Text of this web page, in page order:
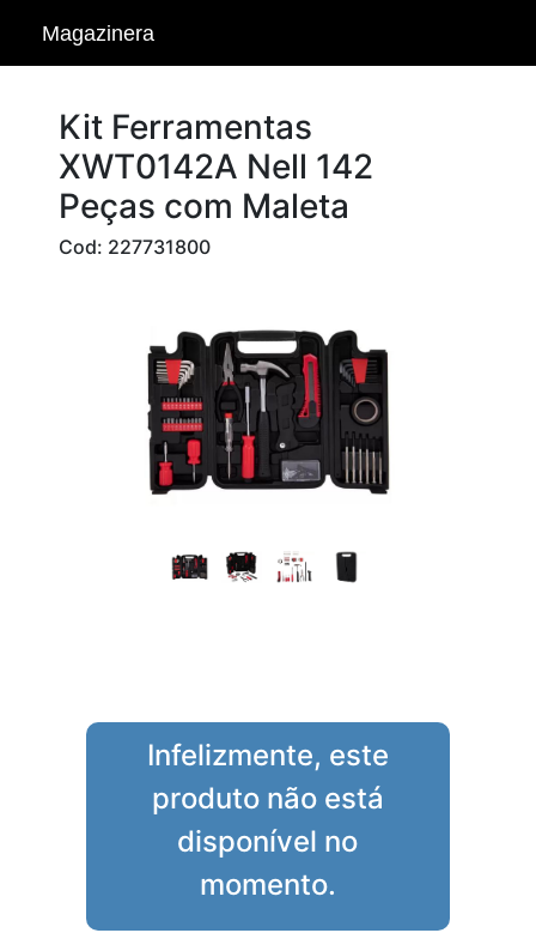
Magazinera
Kit Ferramentas
XWT0142A Nell 142
Peças com Maleta
Cod: 227731800
Infelizmente, este
produto não está
disponível no
momento.